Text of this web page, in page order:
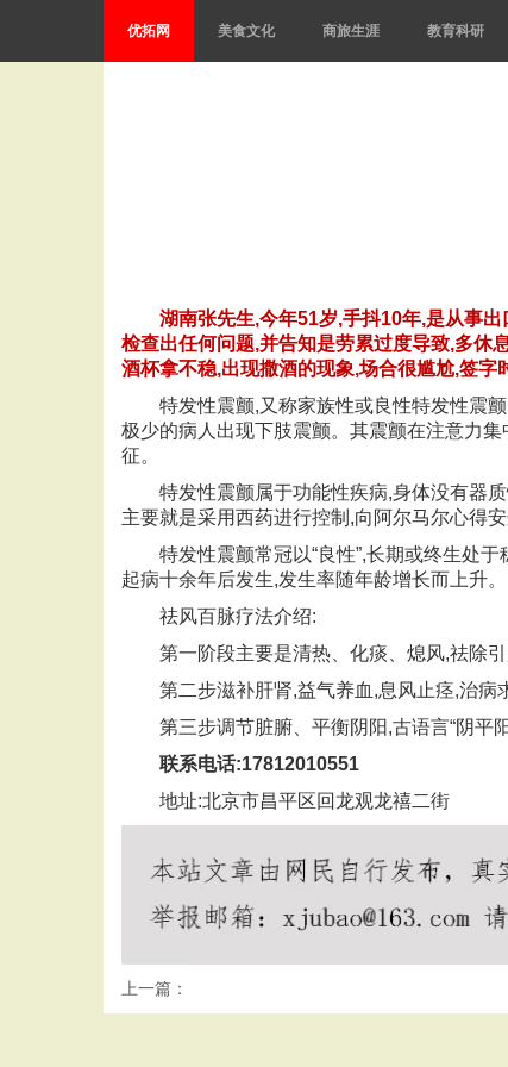
优拓网 美食文化 商旅生涯 教育科研
湖南张先生,今年51岁,手抖10年,是从事
检查出任何问题,并告知是劳累过度导致,多休
酒杯拿不稳,出现撒酒的现象,场合很尴尬,签字
特发性震颤,又称家族性或良性特发性震
极少的病人出现下肢震颤。其震颤在注意力
征。
特发性震颤属于功能性疾病,身体没有器
主要就是采用西药进行控制,向阿尔马尔心得
特发性震颤常冠以“良性”,长期或终生处
起病十余年后发生,发生率随年龄增长而上升。
祛风百脉疗法介绍:
第一阶段主要是清热、化痰、熄风,祛除
第二步滋补肝肾,益气养血,息风止痉,治病
第三步调节脏腑、平衡阴阳,古语言“阴平
联系电话:17812010551
地址:北京市昌平区回龙观龙禧二街
上一篇：